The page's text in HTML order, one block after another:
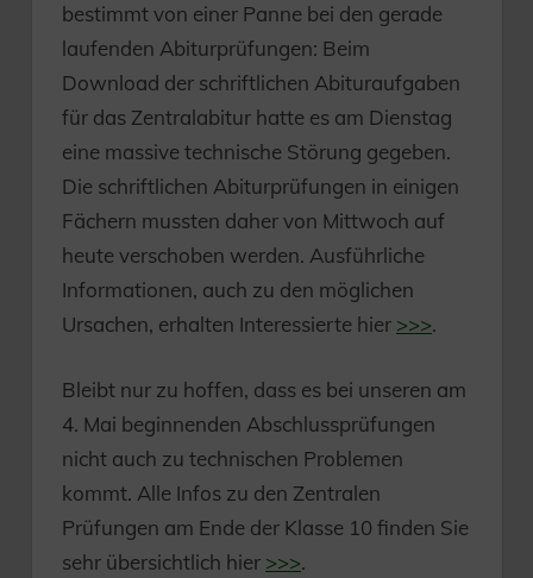
bestimmt von einer Panne bei den gerade
laufenden Abiturprüfungen: Beim
Download der schriftlichen Abituraufgaben
für das Zentralabitur hatte es am Dienstag
eine massive technische Störung gegeben.
Die schriftlichen Abiturprüfungen in einigen
Fächern mussten daher von Mittwoch auf
heute verschoben werden. Ausführliche
Informationen, auch zu den möglichen
Ursachen, erhalten Interessierte hier >>>.
Bleibt nur zu hoffen, dass es bei unseren am
4. Mai beginnenden Abschlussprüfungen
nicht auch zu technischen Problemen
kommt. Alle Infos zu den Zentralen
Prüfungen am Ende der Klasse 10 finden Sie
sehr übersichtlich hier >>>.